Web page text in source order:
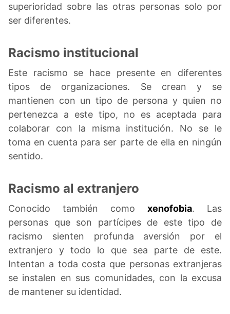
superioridad sobre las otras personas solo por
ser diferentes.
Racismo institucional
Este racismo se hace presente en diferentes
tipos de organizaciones. Se crean y se
mantienen con un tipo de persona y quien no
pertenezca a este tipo, no es aceptada para
colaborar con la misma institución. No se le
toma en cuenta para ser parte de ella en ningún
sentido.
Racismo al extranjero
Conocido también como xenofobia. Las
personas que son partícipes de este tipo de
racismo sienten profunda aversión por el
extranjero y todo lo que sea parte de este.
Intentan a toda costa que personas extranjeras
se instalen en sus comunidades, con la excusa
de mantener su identidad.